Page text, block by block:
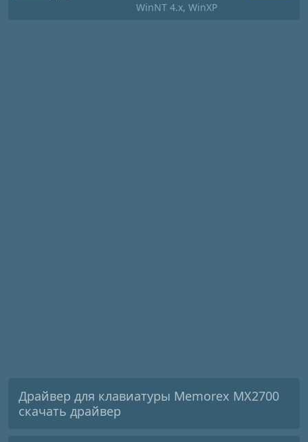
WinNT 4.x, WinXP
Драйвер для клавиатуры Memorex MX2700
скачать драйвер